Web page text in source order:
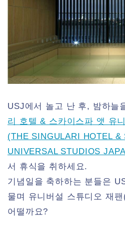
USJ에서 놀고 난 후, 밤하늘
리 호텔 & 스카이스파 앳 유
(THE SINGULARI HOTEL &
UNIVERSAL STUDIOS
서 휴식을 취하세요.
기념일을 축하하는 분들은
물며 유니버설 스튜디오 재
어떨까요?